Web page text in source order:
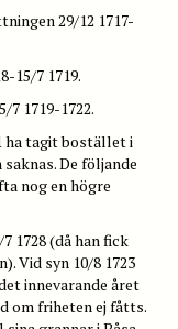
29/12 1717-
15/7 1719.
1719-1722.
ha tagit bostället i
De följande
nog en högre
1728 (då han fick
Vid syn 10/8 1723
innevarande året
om friheten ej fåtts.